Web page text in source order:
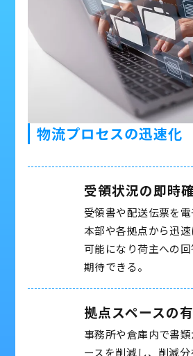
物流プロセスの迅速化
受領状況の即時
受領書や配送伝票を電
本部や各拠点から迅
可能になり荷主への
期待できる。
拠点スペースの
事務所や倉庫内で書
ースを削減し、削減